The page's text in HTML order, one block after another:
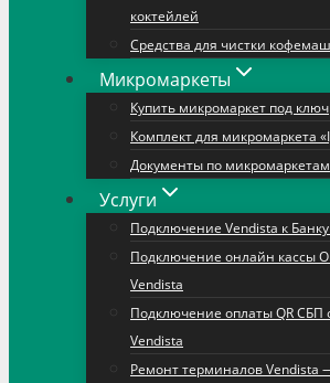
коктейлей
Средства для чистки
Микромаркеты
Купить микромаркет под ключ
Комплект для микромаркета
Документы по микромаркетам
Услуги
Подключение Vendista к
Подключение онлайн кассы
Vendista
Подключение оплаты QR СБП
Vendista
Ремонт терминалов Vendista